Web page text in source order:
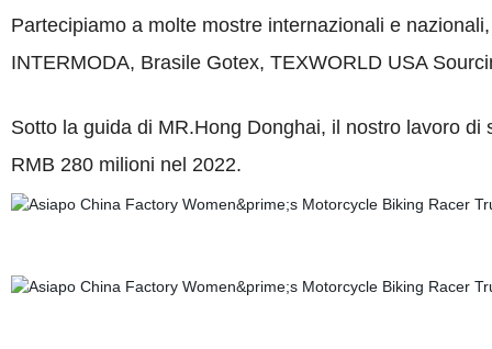
Partecipiamo a molte mostre internazionali e
INTERMODA, Brasile Gotex, TEXWORLD USA
Sotto la guida di MR.Hong Donghai, il nostro lavoro di
RMB 280 milioni nel 2022.